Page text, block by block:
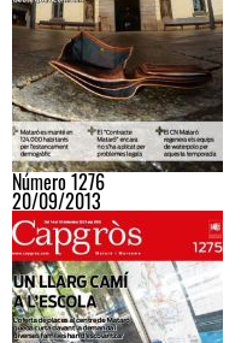
Número 1276
20/09/2013